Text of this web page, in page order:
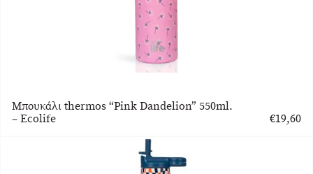
Μπουκάλι thermos “Pink Dandelion” 550ml.
– Ecolife
€19,60